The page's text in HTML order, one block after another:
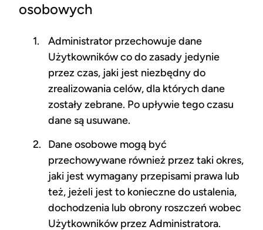
osobowych
Administrator przechowuje dane
Użytkowników co do zasady jedynie
przez czas, jaki jest niezbędny do
zrealizowania celów, dla których dane
zostały zebrane. Po upływie tego czasu
dane są usuwane.
Dane osobowe mogą być
przechowywane również przez taki okres,
jaki jest wymagany przepisami prawa lub
też, jeżeli jest to konieczne do ustalenia,
dochodzenia lub obrony roszczeń wobec
Użytkowników przez Administratora.